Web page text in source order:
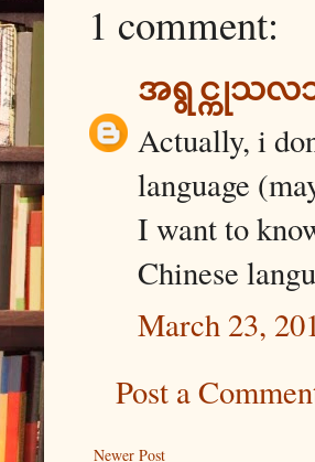
1 comment:
အရွင္ကုသလ
Actually, i
language
I want to
Chinese
March 23,
Post a
Newer Post